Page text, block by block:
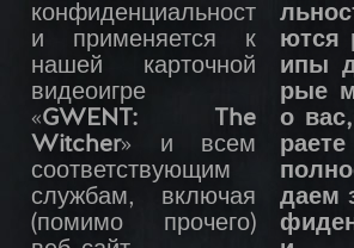
конфиденциальност
и применяется к
нашей карточной
видеоигре
«GWENT: The
Witcher» и всем
соответствующим
службам, включая
(помимо прочего)
ются
ипы
рые
о
даем